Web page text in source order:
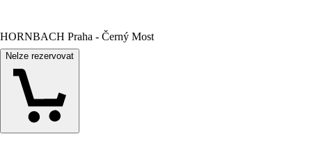
HORNBACH Praha - Černý Most
Nelze rezervovat